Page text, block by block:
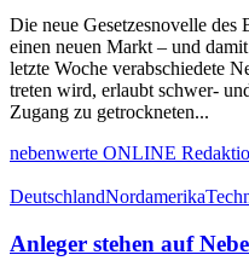
Die neue Gesetzesnovelle des
einen neuen Markt – und
letzte Woche verabschiedete
treten wird, erlaubt schwer-
Zugang zu getrockneten...
nebenwerte ONLINE
DeutschlandNordamerika
Anleger stehen auf